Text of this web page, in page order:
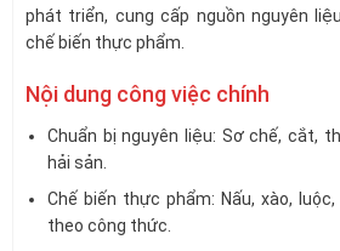
phát triển, cung cấp nguồn nguyên
chế biến thực phẩm.
Nội dung công việc chính
Chuẩn bị nguyên liệu: Sơ chế, cắt,
hải sản.
Chế biến thực phẩm: Nấu, xào,
theo công thức.